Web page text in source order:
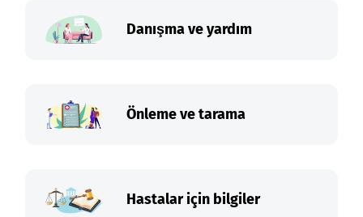
Danışma ve yardım
Önleme ve tarama
Hastalar için bilgiler